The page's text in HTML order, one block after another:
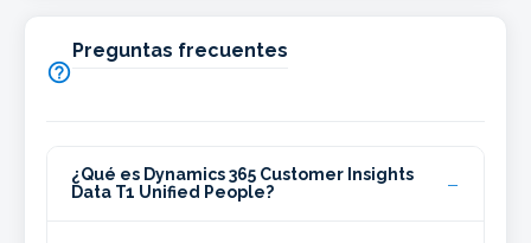

Preguntas frecuentes
¿Qué es Dynamics 365 Customer Insights
Data T1 Unified People?